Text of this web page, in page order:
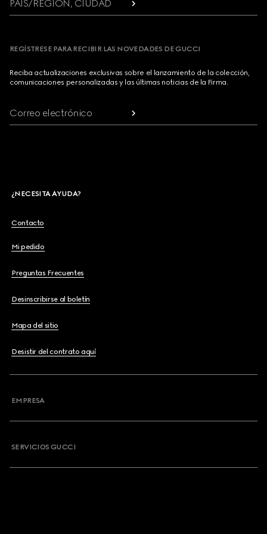
PAÍS/REGIÓN, CIUDAD
REGÍSTRESE PARA RECIBIR LAS NOVEDADES DE GUCCI
Reciba actualizaciones exclusivas sobre el lanzamiento de la colección,
comunicaciones personalizadas y las últimas noticias de la Firma.
Correo electrónico
¿NECESITA AYUDA?
Contacto
Mi pedido
Preguntas Frecuentes
Desinscribirse al boletín
Mapa del sitio
Desistir del contrato aquí
EMPRESA
SERVICIOS GUCCI